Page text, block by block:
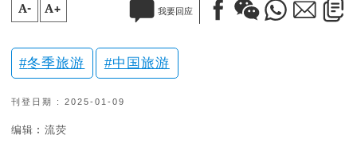
A- A+ 我要回应
冬季旅游 中国旅游
刊登日期 : 2025-01-09
编辑︰流荧